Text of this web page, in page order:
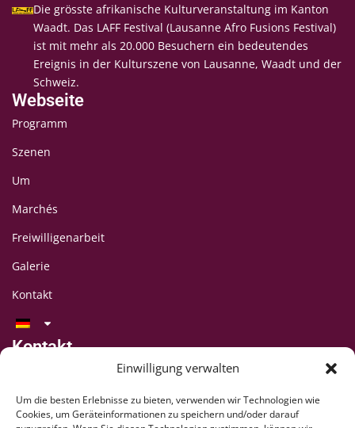
Einwilligung verwalten
Um die besten Erlebnisse zu bieten, verwenden wir Technologien wie
Cookies, um Geräteinformationen zu speichern und/oder darauf
Die grösste afrikanische Kulturveranstaltung im Kanton
Waadt. Das LAFF Festival (Lausanne Afro Fusions Festival)
ist mit mehr als 20.000 Besuchern ein bedeutendes
Ereignis in der Kulturszene von Lausanne, Waadt und der
Schweiz.
Webseite
Programm
Szenen
Um
Marchés
Freiwilligenarbeit
Galerie
Kontakt
Kontakt
CP 395
1001 Lausanne